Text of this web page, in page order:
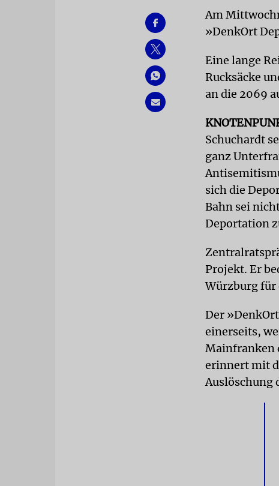
Am
»DenkOrt
Eine lange
Rucksäcke
an die 2069
Schuchardt
ganz
sich die
Bahn sei
Deportation
Projekt. Er
Würzburg für
Der
einerseits,
Mainfranken
erinnert mit
Auslöschung